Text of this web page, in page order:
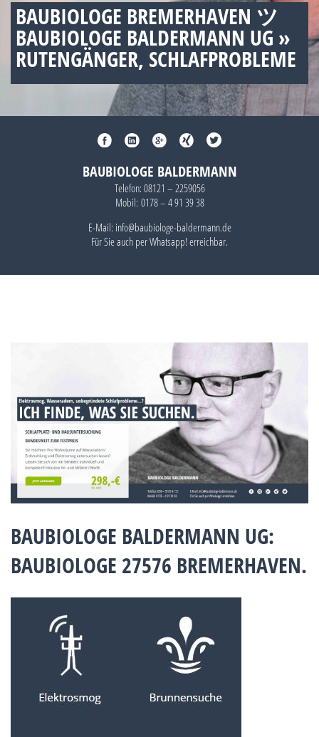
BAUBIOLOGE BREMERHAVEN ツ
BAUBIOLOGE BALDERMANN UG »
RUTENGÄNGER, SCHLAFPROBLEME
BAUBIOLOGE BALDERMANN
Telefon: 08121 – 2259056
Mobil: 0178 – 4 91 39 38
E-Mail: info@baubiologe-baldermann.de
Für Sie auch perWhatsapp!erreichbar.
BAUBIOLOGE BALDERMANN UG:
BAUBIOLOGE 27576 BREMERHAVEN.